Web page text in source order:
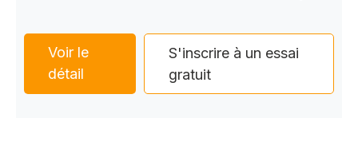
Voir le
détail
S'inscrire à un essai
gratuit